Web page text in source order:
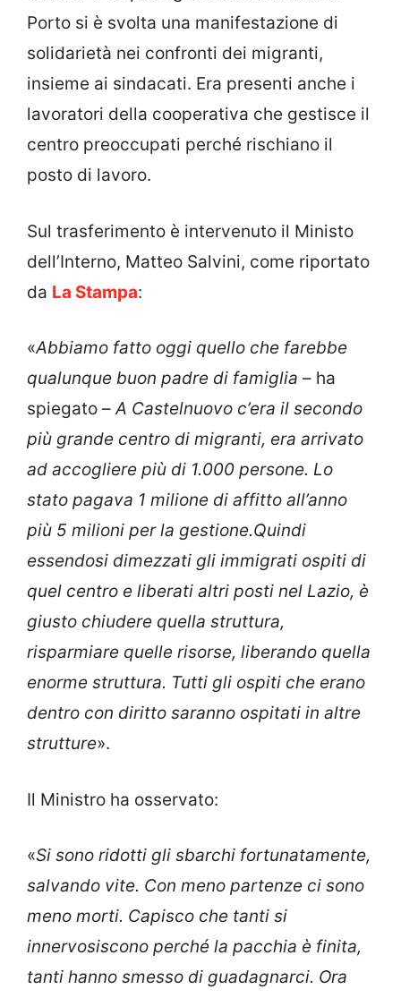
Porto si è svolta una manifestazione di
solidarietà nei confronti dei migranti,
insieme ai sindacati. Era presenti anche i
lavoratori della cooperativa che gestisce il
centro preoccupati perché rischiano il
posto di lavoro.
Sul trasferimento è intervenuto il Ministo
dell’Interno, Matteo Salvini, come riportato
da La Stampa:
«Abbiamo fatto oggi quello che farebbe
qualunque buon padre di famiglia – ha
spiegato –A Castelnuovo c’era il secondo
più grande centro di migranti, era arrivato
ad accogliere più di 1.000 persone. Lo
stato pagava 1 milione di affitto all’anno
più 5 milioni per la gestione.Quindi
essendosi dimezzati gli immigrati ospiti di
quel centro e liberati altri posti nel Lazio, è
giusto chiudere quella struttura,
risparmiare quelle risorse, liberando quella
enorme struttura. Tutti gli ospiti che erano
dentro con diritto saranno ospitati in altre
strutture».
Il Ministro ha osservato:
«Si sono ridotti gli sbarchi fortunatamente,
salvando vite. Con meno partenze ci sono
meno morti. Capisco che tanti si
innervosiscono perché la pacchia è finita,
tanti hanno smesso di guadagnarci. Ora